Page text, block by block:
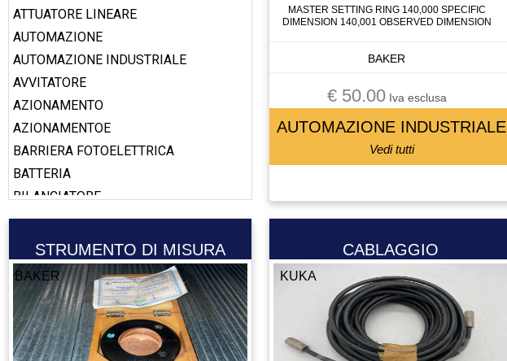
ATTUATORE LINEARE
AUTOMAZIONE
AUTOMAZIONE INDUSTRIALE
AVVITATORE
AZIONAMENTO
AZIONAMENTOE
BARRIERA FOTOELETTRICA
BATTERIA
BILANCIATORE
BOBINA
BOOSTER
CABLAGGIO
CALAMITA
CALIBRO
CAMERA
CANALIZZAZIONE
MASTER SETTING RING 140,000 SPECIFIC
DIMENSION 140,001 OBSERVED DIMENSION
BAKER
€ 50.00Iva esclusa
AUTOMAZIONE INDUSTRIALE
Vedi tutti
STRUMENTO DI MISURA
BAKER
CABLAGGIO
KUKA